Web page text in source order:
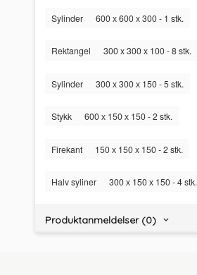
Sylinder 600 х 600 х 300 - 1 stk.
Rektangel 300 х 300 х 100 - 8 stk.
Sylinder 300 х 300 х 150 - 5 stk.
Stykk 600 х 150 х 150 - 2 stk.
Firekant 150 х 150 х 150 - 2 stk.
Halv syliner 300 х 150 х 150 - 4 stk.
Produktanmeldelser (0)